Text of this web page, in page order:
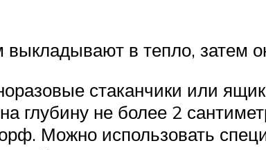
в тепло, затем
стаканчики или
глубину не более 2
Можно использовать